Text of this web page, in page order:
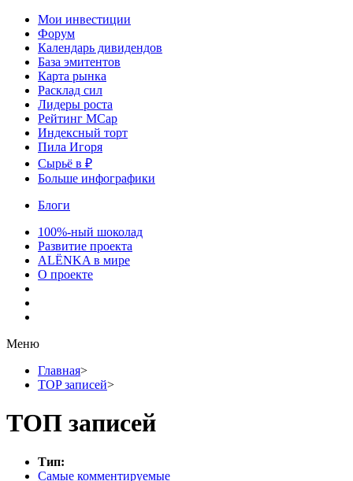
Мои инвестиции
Форум
Календарь дивидендов
База эмитентов
Карта рынка
Расклад сил
Лидеры роста
Рейтинг MCap
Индексный торт
Пила Игоря
Сырьё в ₽
Больше инфографики
Блоги
100%-ный шоколад
Развитие проекта
ALЁNKA в мире
О проекте
Меню
Главная>
TOP записей>
ТОП записей
Тип:
Самые комментируемые